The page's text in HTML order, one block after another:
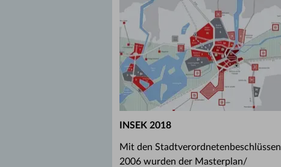
INSEK 2018
Mit den Stadtverordnetenbeschlüssen
2006 wurden der Masterplan/